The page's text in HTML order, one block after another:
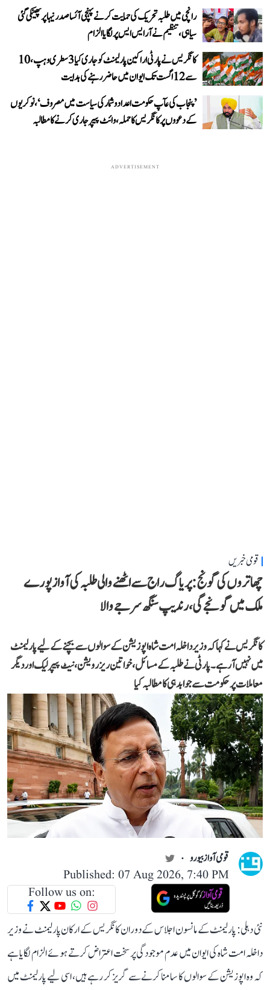
رانچی میں طلبہ تحریک کی حمایت کرنے پہنچی آئسا صدر نیہا پر پھینکی گئی
سیاہی، تنظیم نے آر ایس ایس پر لگایا الزام
کانگریس نے پارٹی اراکین پارلیمنٹ کو جاری کیا 3 سطری وہپ، 10
سے 12 اگست تک ایوان میں حاضر رہنے کی ہدایت
’پنجاب کی عآپ حکومت اعداد و شمار کی سیاست میں مصروف‘، نوکریوں
کے دعووں پر کانگریس کا حملہ، وائٹ پیپر جاری کرنے کا مطالبہ
ADVERTISEMENT
قومی خبریں
چھاتروں کی گونج: پریاگ راج سے اٹھنے والی طلبہ کی آواز پورے
ملک میں گونجے گی، رندیپ سنگھ سرجے والا
کانگریس نے کہا کہ وزیر داخلہ امت شاہ اپوزیشن کے سوالوں سے بچنے کے لیے پارلیمنٹ
میں نہیں آ رہے۔ پارٹی نے طلبہ کے مسائل، خواتین ریزرویشن، نیٹ پیپر لیک اور دیگر
معاملات پر حکومت سے جوابدہی کا مطالبہ کیا
قومی آواز بیورو
Published: 07 Aug 2026, 7:40 PM
Follow us on:
نئی دہلی: پارلیمنٹ کے مانسون اجلاس کے دوران کانگریس کے ارکان پارلیمنٹ نے وزیر
داخلہ امت شاہ کی ایوان میں عدم موجودگی پر سخت اعتراض کرتے ہوئے الزام لگایا ہے
کہ وہ اپوزیشن کے سوالوں کا سامنا کرنے سے گریز کر رہے ہیں، اسی لیے پارلیمنٹ میں